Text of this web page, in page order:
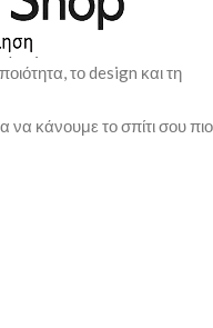
το design και τη
να κάνουμε το σπίτι σου πιο